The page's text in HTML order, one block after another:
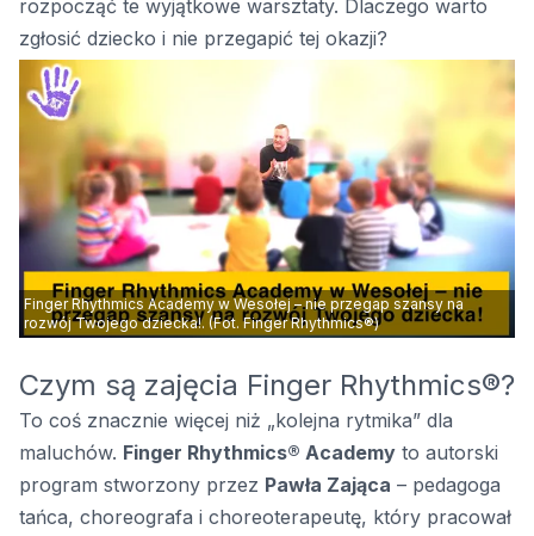
rozpocząć te wyjątkowe warsztaty. Dlaczego warto
zgłosić dziecko i nie przegapić tej okazji?
Finger Rhythmics Academy w Wesołej – nie przegap szansy na
rozwój Twojego dziecka!. (Fot. Finger Rhythmics®)
Czym są zajęcia Finger Rhythmics®?
To coś znacznie więcej niż „kolejna rytmika” dla
maluchów. Finger Rhythmics® Academy to autorski
program stworzony przez Pawła Zająca – pedagoga
tańca, choreografa i choreoterapeutę, który pracował